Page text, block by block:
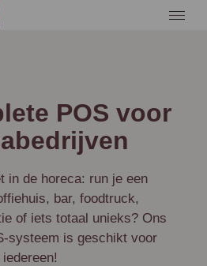
POS voor
in de horeca: run je een
bar, foodtruck,
of iets totaal unieks? Ons
systeem is geschikt voor
iedereen!